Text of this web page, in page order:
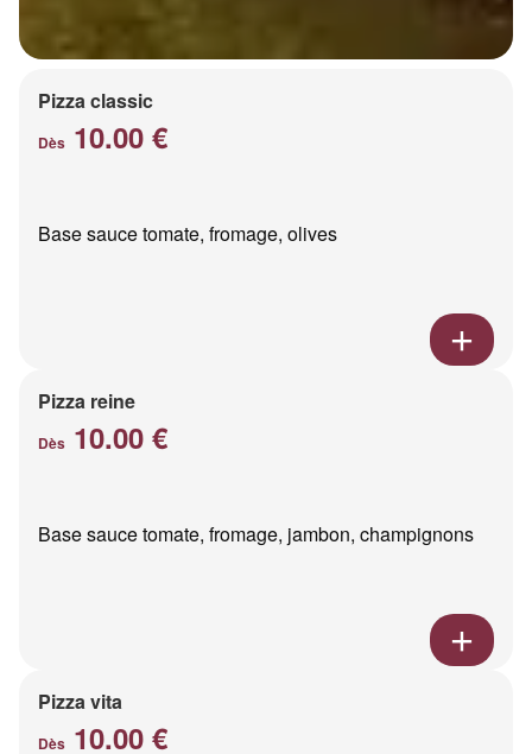
Pizza classic
Dès 10.00 €
Base sauce tomate, fromage, olives
Pizza reine
Dès 10.00 €
Base sauce tomate, fromage, jambon, champignons
Pizza vita
Dès 10.00 €